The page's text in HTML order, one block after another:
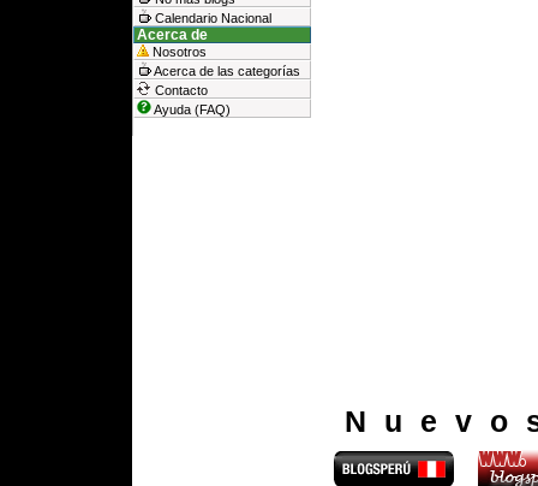
Calendario Nacional
Acerca de
Nosotros
Acerca de las categorías
Contacto
Ayuda (FAQ)